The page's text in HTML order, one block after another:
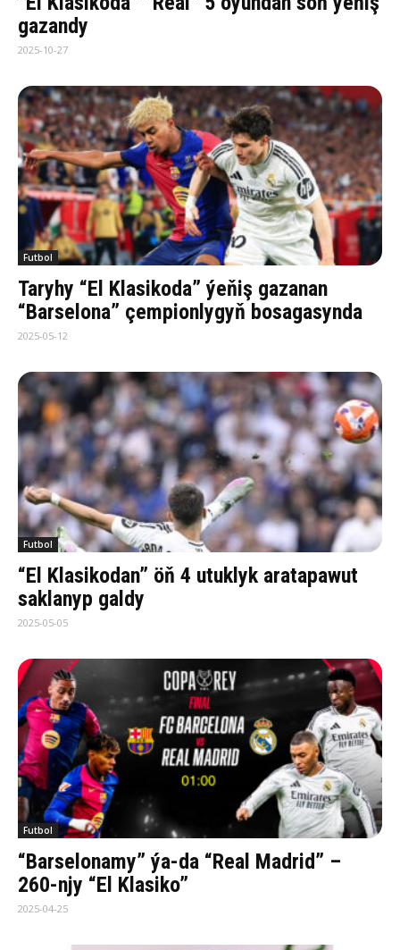
gazandy
2025-10-27
Futbol
Taryhy “El Klasikoda” ýeňiş gazanan
“Barselona” çempionlygyň bosagasynda
2025-05-12
Futbol
“El Klasikodan” öň 4 utuklyk aratapawut
saklanyp galdy
2025-05-05
Futbol
“Barselonamy” ýa-da “Real Madrid” –
260-njy “El Klasiko”
2025-04-25